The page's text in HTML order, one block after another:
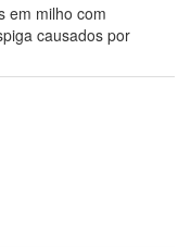
em milho com
causados por